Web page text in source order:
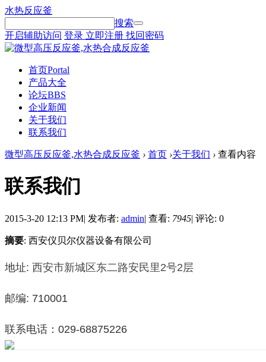
水热反应釜
搜索
开启辅助访问 登录 立即注册 找回密码
首页Portal
产品大全
论坛BBS
企业新闻
关于我们
联系我们
微型高压反应釜,水热合成反应釜 › 首页 ›关于我们 › 查看内容
联系我们
2015-3-20 12:13 PM| 发布者: admin| 查看: 7945| 评论: 0
摘要: 西安仪贝尔仪器设备有限公司
地址: 西安市新城区东二路安民里2号2层
邮编: 710001
联系电话：029-68875226